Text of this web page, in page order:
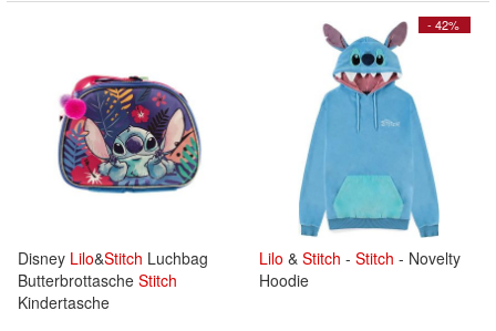
Disney Lilo&Stitch Luchbag
Butterbrottasche Stitch
Kindertasche
- 42%
Lilo & Stitch - Stitch - Novelty
Hoodie